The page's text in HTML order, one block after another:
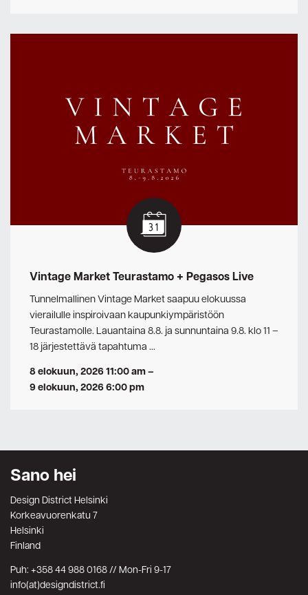
Vintage Market Teurastamo + Pegasos Live
Tunnelmallinen Vintage Market saapuu elokuussa
vierailulle inspiroivaan kaupunkiympäristöön
Teurastamolle. Lauantaina 8.8. ja sunnuntaina 9.8. klo 11 –
18 järjestettävä tapahtuma …
8 elokuun, 2026 11:00 am–
9 elokuun, 2026 6:00 pm
Sano hei
Design District Helsinki
Korkeavuorenkatu 7
Helsinki
Finland
Puh: +358 44 988 0168 // Mon-Fri 9-17
info(at)designdistrict.fi